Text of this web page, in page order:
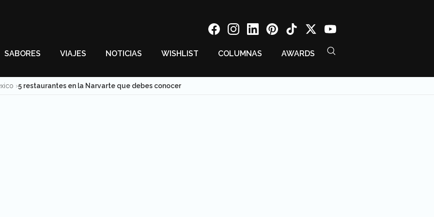
SABORES VIAJES NOTICIAS WISHLIST COLUMNAS AWARDS
5 restaurantes en la Narvarte que debes conocer